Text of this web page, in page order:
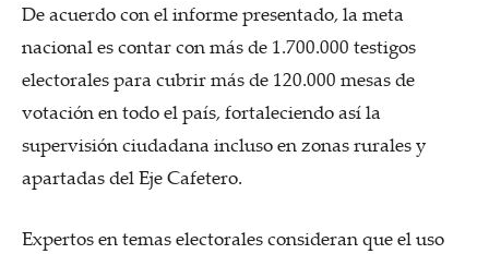
De acuerdo con el informe presentado, la meta
nacional es contar con más de 1.700.000 testigos
electorales para cubrir más de 120.000 mesas de
votación en todo el país, fortaleciendo así la
supervisión ciudadana incluso en zonas rurales y
apartadas del Eje Cafetero.
Expertos en temas electorales consideran que el uso